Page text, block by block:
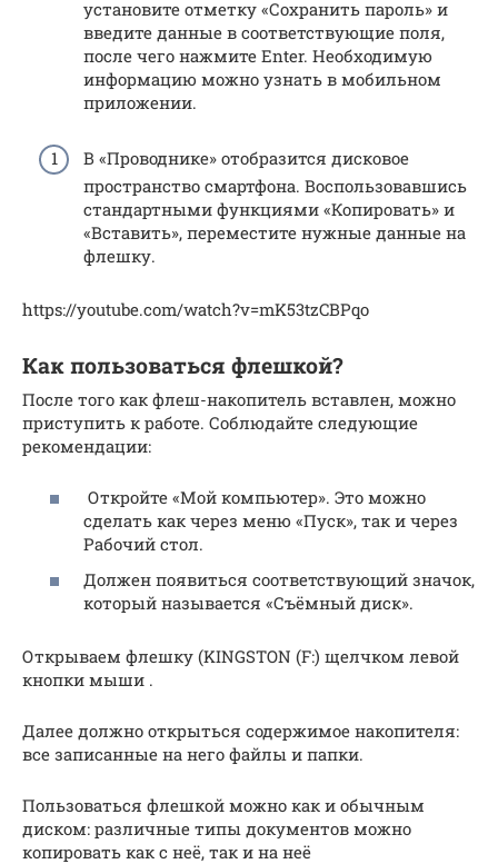
установите отметку «Сохранить пароль» и
введите данные в соответствующие поля,
после чего нажмите Enter. Необходимую
информацию можно узнать в мобильном
приложении.
В «Проводнике» отобразится дисковое
пространство смартфона. Воспользовавшись
стандартными функциями «Копировать» и
«Вставить», переместите нужные данные на
флешку.
https://youtube.com/watch?v=mK53tzCBPqo
Как пользоваться флешкой?
После того как флеш-накопитель вставлен, можно
приступить к работе. Соблюдайте следующие
рекомендации:
Откройте «Мой компьютер». Это можно
сделать как через меню «Пуск», так и через
Рабочий стол.
Должен появиться соответствующий значок,
который называется «Съёмный диск».
Открываем флешку (KINGSTON (F:) щелчком левой
кнопки мыши .
Далее должно открыться содержимое накопителя:
все записанные на него файлы и папки.
Пользоваться флешкой можно как и обычным
диском: различные типы документов можно
копировать как с неё, так и на неё